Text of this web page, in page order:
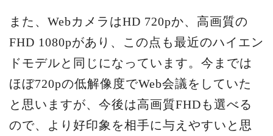
また、WebカメラはHD 720pか、高画質の
FHD 1080pがあり、この点も最近のハイエン
ドモデルと同じになっています。今までは
ほぼ720pの低解像度でWeb会議をしていた
と思いますが、今後は高画質FHDも選べる
ので、より好印象を相手に与えやすいと思